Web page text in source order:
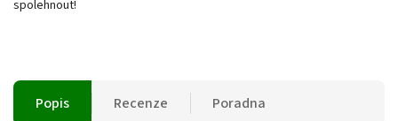
spolehnout!
Popis Recenze Poradna